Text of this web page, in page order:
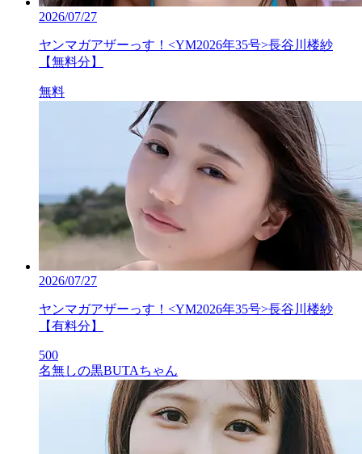
2026/07/27
ヤンマガアザーっす！<YM2026年35号>長谷川楼紗
【無料分】
無料
2026/07/27
ヤンマガアザーっす！<YM2026年35号>長谷川楼紗
【有料分】
500
名無しの黒BUTAちゃん